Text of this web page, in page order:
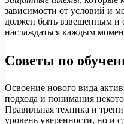
зависимости от условий и
должен быть взвешенным и
наслаждаться каждым
Советы по
Освоение нового вида
подхода и понимания
Правильная техника и
уровень уверенности, но и